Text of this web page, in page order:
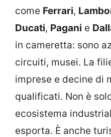
come Ferrari,
Ducati, Pagani e
in cameretta: sono
circuiti, musei. La
imprese e decine di
qualificati. Non è
ecosistema
esporta. È anche